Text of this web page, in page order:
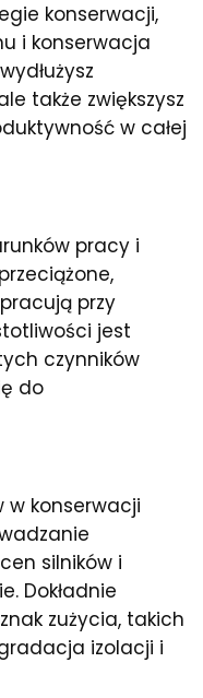
konserwacji,
i konserwacja
także zwiększysz
w całej
pracy i
przy
jest
czynników
do
w konserwacji
silników i
Dokładnie
zużycia, takich
izolacji i